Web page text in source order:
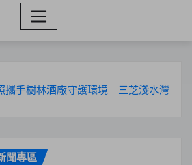
攜手樹林酒廠守護環境 三芝淺水灣
聞專區